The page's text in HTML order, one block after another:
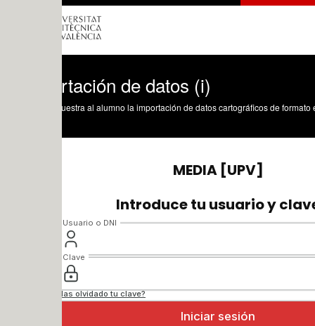
de datos (i)